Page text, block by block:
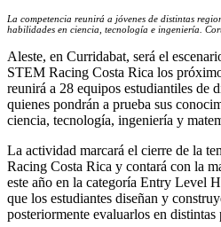
La competencia reunirá a jóvenes de distintas
habilidades en ciencia, tecnología e ingeniería.
Aleste, en Curridabat, será el
STEM Racing Costa Rica los
reunirá a 28 equipos estudiantiles de
quienes pondrán a prueba sus
ciencia, tecnología, ingeniería y
La actividad marcará el cierre de la
Racing Costa Rica y contará con la
este año en la categoría Entry Level
que los estudiantes diseñan y
posteriormente evaluarlos en distintas